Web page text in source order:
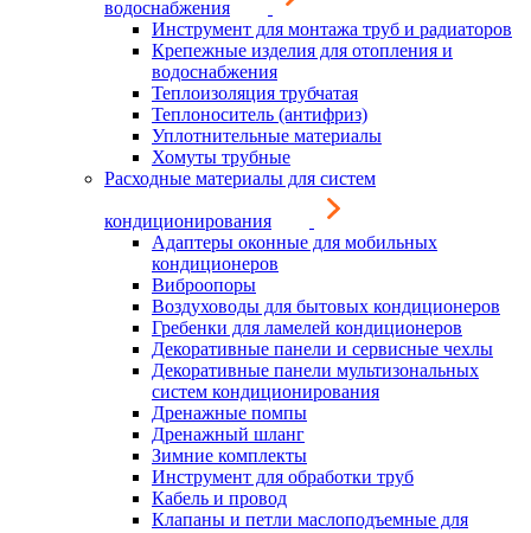
водоснабжения
Инструмент для монтажа труб и радиаторов
Крепежные изделия для отопления и
водоснабжения
Теплоизоляция трубчатая
Теплоноситель (антифриз)
Уплотнительные материалы
Хомуты трубные
Расходные материалы для систем
кондиционирования
Адаптеры оконные для мобильных
кондиционеров
Виброопоры
Воздуховоды для бытовых кондиционеров
Гребенки для ламелей кондиционеров
Декоративные панели и сервисные чехлы
Декоративные панели мультизональных
систем кондиционирования
Дренажные помпы
Дренажный шланг
Зимние комплекты
Инструмент для обработки труб
Кабель и провод
Клапаны и петли маслоподъемные для